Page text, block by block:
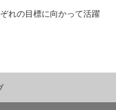
れの目標に向かって活躍